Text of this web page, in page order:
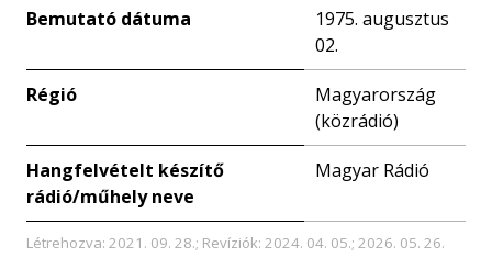
Bemutató dátuma
1975. augusztus
02.
Régió
Magyarország
(közrádió)
Hangfelvételt készítő
rádió/műhely neve
Magyar Rádió
Létrehozva: 2021. 09. 28.; Revíziók: 2024. 04. 05.; 2026. 05. 26.